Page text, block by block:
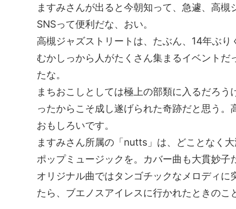
ますみさんが出ると今朝知って、急遽、高槻
SNSって便利だな、おい。
高槻ジャズストリートは、たぶん、14年ぶり
むかしっから人がたくさん集まるイベント
たな。
まちおこしとしては極上の部類に入るだろ
ったからこそ成し遂げられた奇跡だと思う
おもしろいです。
ますみさん所属の「nutts」は、どことなく
ポップミュージックを。カバー曲も大貫妙子
オリジナル曲ではタンゴチックなメロディ
たら、ブエノスアイレスに行かれたときのこ